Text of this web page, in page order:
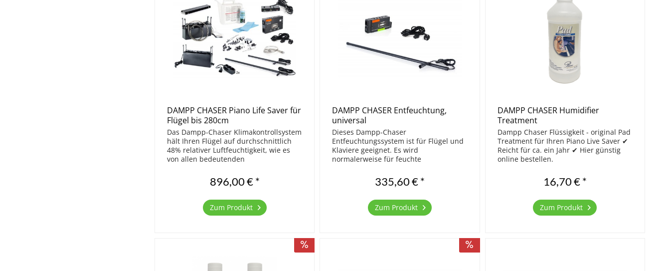
DAMPP CHASER Piano Life Saver für
Flügel bis 280cm
Das Dampp-Chaser Klimakontrollsystem
hält Ihren Flügel auf durchschnittlich
48% relativer Luftfeuchtigkeit, wie es
von allen bedeutenden
gleicher Dehnung der Saiten, verändern
sich die Frequenzen...
896,00 € *
Zum Produkt
DAMPP CHASER Entfeuchtung,
universal
Dieses Dampp-Chaser
Entfeuchtungssystem ist für Flügel und
Klaviere geeignet. Es wird
normalerweise für feuchte
Natursteinkeller in unseren
Breitengraden ist jedoch die
335,60 € *
Zum Produkt
DAMPP CHASER Humidifier
Treatment
Dampp Chaser Flüssigkeit - original Pad
Treatment für Ihren Piano Live Saver ✔
Reicht für ca. ein Jahr ✔ Hier günstig
online bestellen.
16,70 € *
Zum Produkt